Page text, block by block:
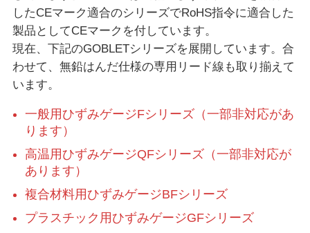
したCEマーク適合のシリーズでRoHS指令に適合した
製品としてCEマークを付しています。
現在、下記のGOBLETシリーズを展開しています。合
わせて、無鉛はんだ仕様の専用リード線も取り揃えて
います。
一般用ひずみゲージFシリーズ（一部非対応があ
ります）
高温用ひずみゲージQFシリーズ（一部非対応が
あります）
複合材料用ひずみゲージBFシリーズ
プラスチック用ひずみゲージGFシリーズ